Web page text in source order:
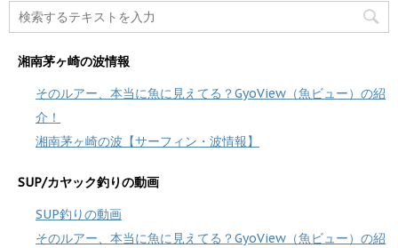
湘南茅ヶ崎の波情報
そのルアー、本当に魚に見えてる？GyoView（魚ビュー）の紹
介！
湘南茅ヶ崎の波【サーフィン・波情報】
SUP/カヤック釣りの動画
SUP釣りの動画
そのルアー、本当に魚に見えてる？GyoView（魚ビュー）の紹